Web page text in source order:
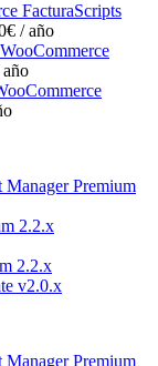
FacturaScripts
€Rango
de
precios:
desde
/ año
WooCommerce
año
Manager Premium
2.2.x
2.2.x
v2.0.x
Manager Premium